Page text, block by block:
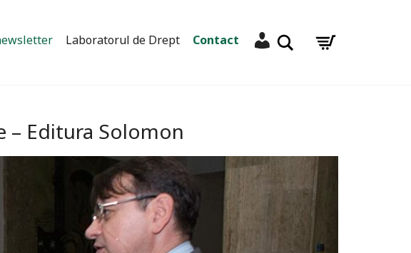
Laboratorul de Drept Contact Contul meuCaută
– Editura Solomon